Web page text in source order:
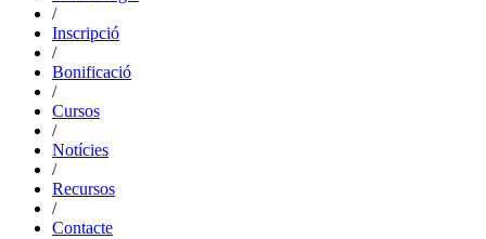
/
Inscripció
/
Bonificació
/
Cursos
/
Notícies
/
Recursos
/
Contacte